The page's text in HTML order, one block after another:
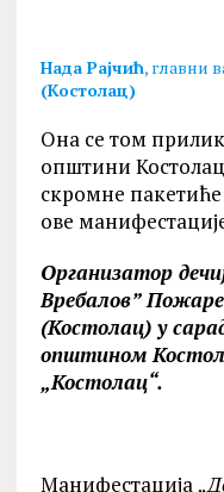
Нада Рајчић, главни
(Костолац)
Она се том
општини
скромне пакетиће
ове
Организатор
Вребалов”
(Костолац) у
општином
„Костолац“.
Манифестација